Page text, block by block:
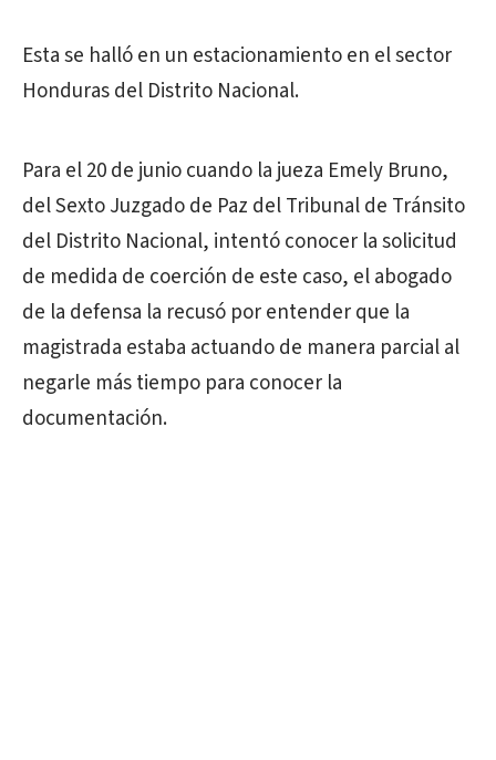
Esta se halló en un estacionamiento en el sector
Honduras del Distrito Nacional.
Para el 20 de junio cuando la jueza Emely Bruno,
del Sexto Juzgado de Paz del Tribunal de Tránsito
del Distrito Nacional, intentó conocer la solicitud
de medida de coerción de este caso, el abogado
de la defensa la recusó por entender que la
magistrada estaba actuando de manera parcial al
negarle más tiempo para conocer la
documentación.